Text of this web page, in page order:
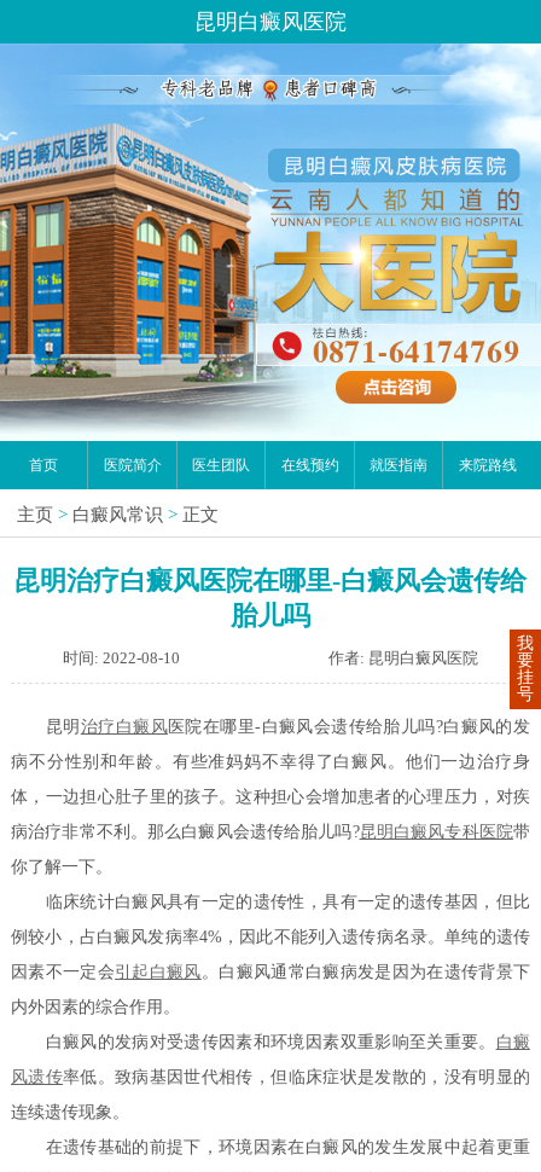
昆明白癜风医院
首页 医院简介 医生团队 在线预约 就医指南 来院路线
主页 > 白癜风常识 > 正文
昆明治疗白癜风医院在哪里-白癜风会遗传给
胎儿吗
时间: 2022-08-10 作者: 昆明白癜风医院
昆明 治疗白癜风医院在哪里-白癜风会遗传给胎儿吗?白癜风的发
病不分性别和年龄。有些准妈妈不幸得了白癜风。他们一边治疗身
体，一边担心肚子里的孩子。这种担心会增加患者的心理压力，对疾
病治疗非常不利。那么白癜风会遗传给胎儿吗?昆明白癜风专科医院带
你了解一下。
临床统计白癜风具有一定的遗传性，具有一定的遗传基因，但比
例较小，占白癜风发病率4%，因此不能列入遗传病名录。单纯的遗传
因素不一定会引起白癜风。白癜风通常白癜病发是因为在遗传背景下
内外因素的综合作用。
白癜风的发病对受遗传因素和环境因素双重影响至关重要。 白癜
风遗传率低。致病基因世代相传，但临床症状是发散的，没有明显的
连续遗传现象。
在遗传基础的前提下，环境因素在白癜风的发生发展中起着更重
我
要
挂
号